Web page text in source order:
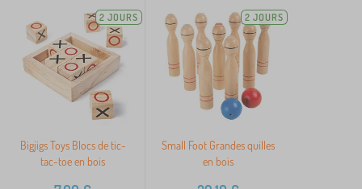
2 JOURS
Bigjigs Toys Blocs de tic-
tac-toe en bois
2 JOURS
Small Foot Grandes quilles
en bois